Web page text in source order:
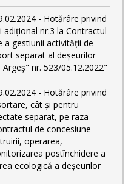
- Hotărâre privind
adițional nr.3 la Contractul
a gestiunii activității de
separat al deşeurilor
nr. 523/05.12.2022"
- Hotărâre privind
cât și pentru
separat, pe raza
de concesiune
operarea,
postînchidere a
ecologică a deșeurilor